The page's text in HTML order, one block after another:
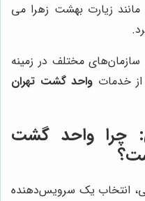
زیارت بهشت زهرا می
و سازمان‌های مختلف در زمینه
خدمات واحد گشت تهران
چراواحد گشت
انتخاب یک سرویس‌دهنده